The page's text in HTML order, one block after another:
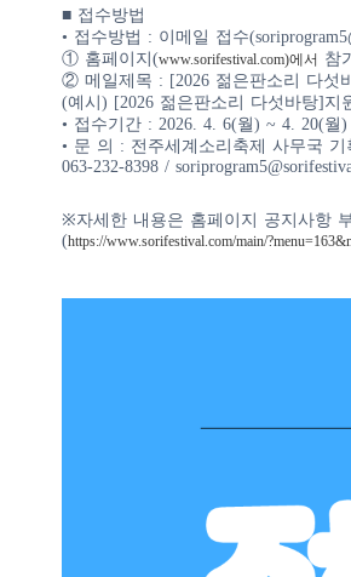
■ 접수방법
• 접수방법 : 이메일 접수
① 홈페이지(www.sorifestival.com)에서 참
② 메일제목 : [2026 젊은판소리 다섯
(예시) [2026 젊은판소리 다섯바탕]지
• 접수기간 : 2026. 4. 6(월) ~ 4. 20(월)
• 문 의 : 전주세계소리축제 사무국
063-232-8398 /
※자세한 내용은 홈페이지 공지사항
(https://www.sorifestival.com/main/